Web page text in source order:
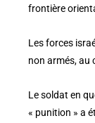
frontière
Les forces
non armés, au
Le soldat en
« punition » a